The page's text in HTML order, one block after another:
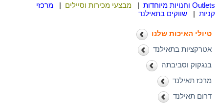
Outlets וחנויות מיוחדות | מבצעי מכירות וסיילים | מרכזי
קניות | שווקים בתאילנד
טיולי האיכות שלנו
אטרקציות בתאילנד
בנגקוק וסביבתה
מרכז תאילנד
דרום תאילנד